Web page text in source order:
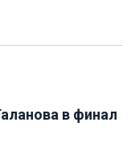
в финал